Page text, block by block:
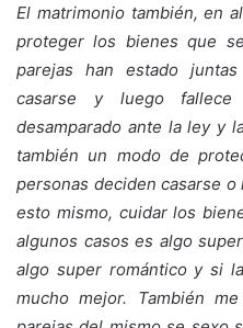
El matrimonio también, en
proteger los bienes que
parejas han estado
casarse y luego
desamparado ante la ley y
también un modo de
personas deciden casarse
esto mismo, cuidar los
algunos casos es algo
algo super romántico y si
mucho mejor. También